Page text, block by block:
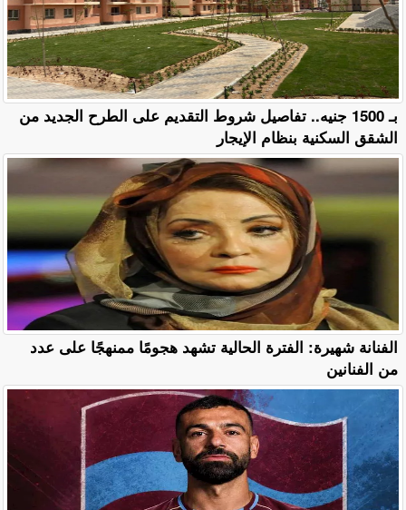
بـ 1500 جنيه.. تفاصيل شروط التقديم على الطرح الجديد من
الشقق السكنية بنظام الإيجار
الفنانة شهيرة: الفترة الحالية تشهد هجومًا ممنهجًا على عدد
من الفنانين